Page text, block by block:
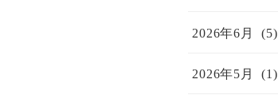
2026年6月 (5)
2026年5月 (1)